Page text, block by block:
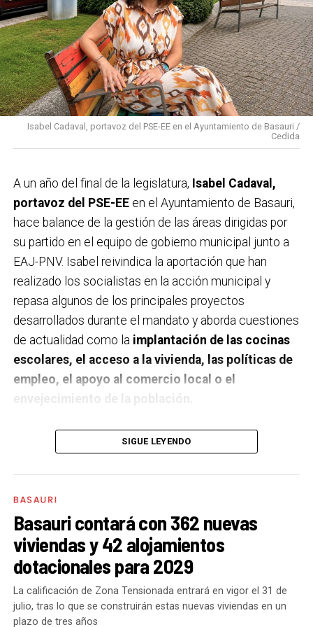
Isabel Cadaval, portavoz del PSE-EE en el Ayuntamiento de Basauri /
Cedida
A un año del final de la legislatura, Isabel Cadaval,
portavoz del PSE-EEen el Ayuntamiento de Basauri,
hace balance de la gestión de las áreas dirigidas por
su partido en el equipo de gobierno municipal junto a
EAJ-PNV. Isabel reivindica la aportación que han
realizado los socialistas en la acción municipal y
repasa algunos de los principales proyectos
desarrollados durante el mandato y aborda cuestiones
de actualidad como la implantación de las cocinas
escolares, el acceso a la vivienda, las políticas de
empleo, el apoyo al comercio local o el
envejecimiento de la población.
A un año de acabar la legislatura, ¿qué balance
haces de la gestión del PSE en tus áreas dentro
del equipo de gobierno y qué proyectos
los gobiernos sirve para transformar y mejorar la vida
de las personas y, por eso, tan importante como la
gestión en las áreas de nuestra responsabilidad es la
impronta que marcamos en cuáles son las prioridades
del equipo de gobierno.
SIGUE LEYENDO
BASAURI
Basauri contará con 362 nuevas
viviendas y 42 alojamientos
dotacionales para 2029
La calificación de Zona Tensionada entrará en vigor el 31 de
julio, tras lo que se construirán estas nuevas viviendas en un
plazo de tres años